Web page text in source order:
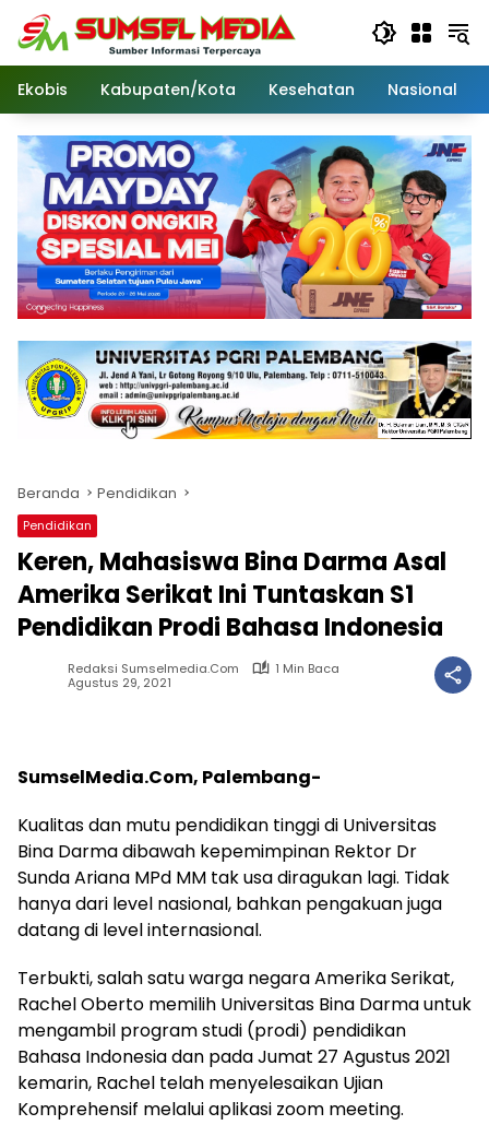
Langsung
konten
Ekobis
Kabupaten/Kota Kesehatan Nasional
Beranda Pendidikan
Pendidikan
Keren, Mahasiswa Bina Darma Asal
Amerika Serikat Ini Tuntaskan S1
Pendidikan Prodi Bahasa Indonesia
Redaksi Sumselmedia.com
1 Min Baca
Agustus 29, 2021
SumselMedia.Com, Palembang-
Kualitas dan mutu pendidikan tinggi di Universitas
Bina Darma dibawah kepemimpinan Rektor Dr
Sunda Ariana MPd MM tak usa diragukan lagi. Tidak
hanya dari level nasional, bahkan pengakuan juga
datang di level internasional.
Terbukti, salah satu warga negara Amerika Serikat,
Rachel Oberto memilih Universitas Bina Darma untuk
mengambil program studi (prodi) pendidikan
Bahasa Indonesia dan pada Jumat 27 Agustus 2021
kemarin, Rachel telah menyelesaikan Ujian
Komprehensif melalui aplikasi zoom meeting.